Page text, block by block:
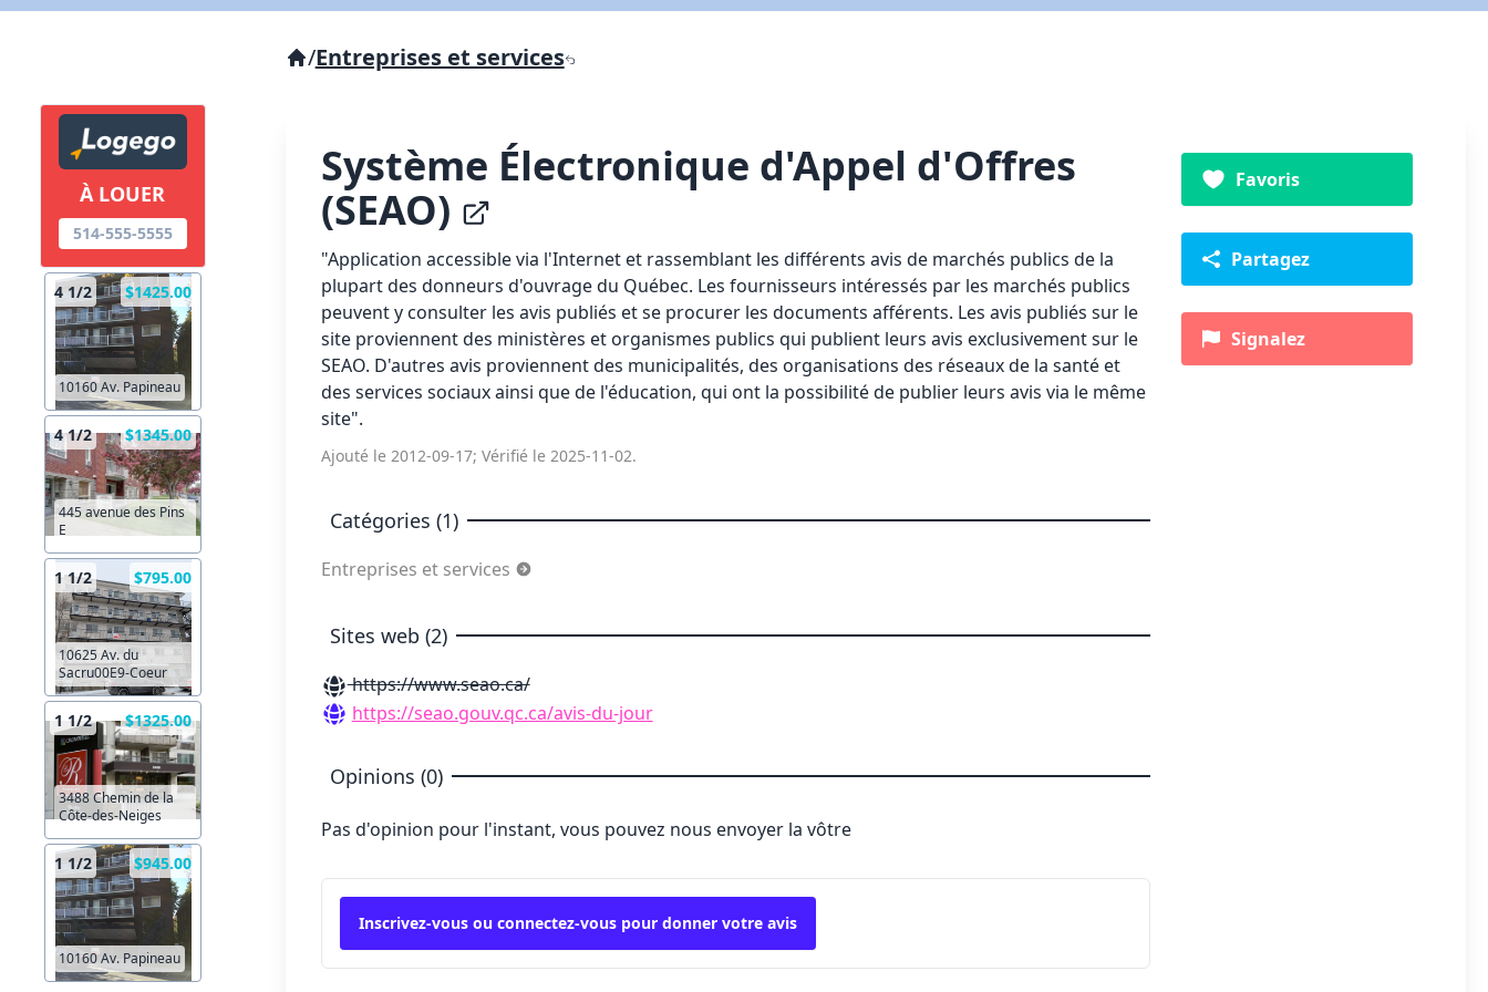
À LOUER
514-555-5555
4 1/2 $1425.00
10160 Av. Papineau
4 1/2 $1345.00
445 avenue des Pins
E
1 1/2 $795.00
10625 Av. du
Sacru00E9-Coeur
1 1/2 $1325.00
3488 Chemin de la
Côte-des-Neiges
1 1/2 $945.00
10160 Av. Papineau
/Entreprises et services
Système Électronique d'Appel d'Offres
(SEAO)
"Application accessible via l'Internet et rassemblant les différents avis de marchés publics de la
plupart des donneurs d'ouvrage du Québec. Les fournisseurs intéressés par les marchés publics
peuvent y consulter les avis publiés et se procurer les documents afférents. Les avis publiés sur le
site proviennent des ministères et organismes publics qui publient leurs avis exclusivement sur le
SEAO. D'autres avis proviennent des municipalités, des organisations des réseaux de la santé et
des services sociaux ainsi que de l'éducation, qui ont la possibilité de publier leurs avis via le même
site".
Ajouté le 2012-09-17; Vérifié le 2025-11-02.
Catégories (1)
Entreprises et services
Sites web (2)
https://www.seao.ca/
https://seao.gouv.qc.ca/avis-du-jour
Opinions (0)
Pas d'opinion pour l'instant, vous pouvez nous envoyer la vôtre
Inscrivez-vous ou connectez-vous pour donner votre avis
Favoris
Partagez
Signalez
X Fermer Envoyez